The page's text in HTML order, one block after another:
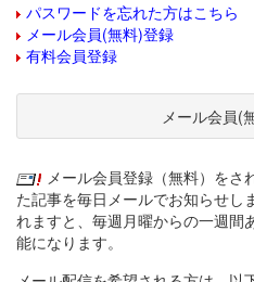
パスワードを忘れた方はこちら
メール会員(無料)登録
有料会員登録
メール会員(
メール会員登録（無料）をさ
た記事を毎日メールでお知らせし
れますと、毎週月曜からの一週間
能になります。